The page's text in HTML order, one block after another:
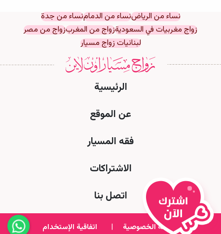
نساء من الرياضنساء من الدمامنساء من جدة
زواج مغربيات في السعوديةزواج من المغربزواج من مصر
لبنانيات زواج مسيار
الرئيسية
عن الموقع
فقه المسيار
الاشتراكات
اتصل بنا
سياسة الخصوصية | اتفاقية الإستخدام